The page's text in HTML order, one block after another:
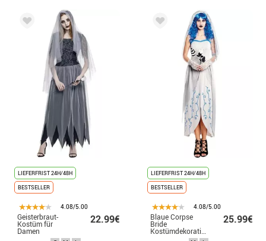
LIEFERFRIST 24H/48H
BESTSELLER
4.08/5.00
Geisterbraut-
Kostüm für
Damen
22.99€
LIEFERFRIST 24H/48H
BESTSELLER
4.08/5.00
Blaue Corpse
Bride
Kostümdekoration
25.99€